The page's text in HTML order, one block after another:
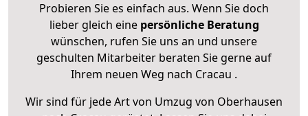
Probieren Sie es einfach aus. Wenn Sie doch
lieber gleich eine persönliche Beratung
wünschen, rufen Sie uns an und unsere
geschulten Mitarbeiter beraten Sie gerne auf
Ihrem neuen Weg nach Cracau .
Wir sind für jede Art von Umzug von Oberhausen